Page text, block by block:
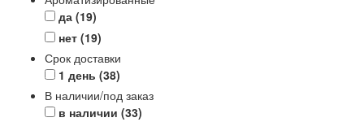
да (19)
нет (19)
Срок доставки
1 день (38)
В наличии/под заказ
в наличии (33)